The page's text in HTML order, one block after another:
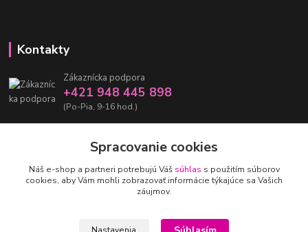
Kontakty
Zákaznícka podpora
+421 948 445 898
(Po-Pia, 9-16 hod.)
Upravit sběr cookies.
Spracovanie cookies
Náš e-shop a partneri potrebujú Váš súhlas s použitím súborov
cookies, aby Vám mohli zobrazovať informácie týkajúce sa Vašich
záujmov.